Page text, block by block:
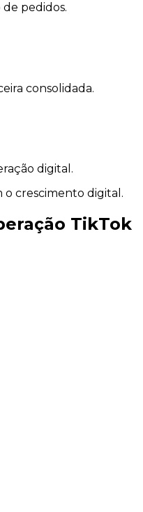
pedidos.
consolidada.
digital.
o crescimento digital.
TikTok